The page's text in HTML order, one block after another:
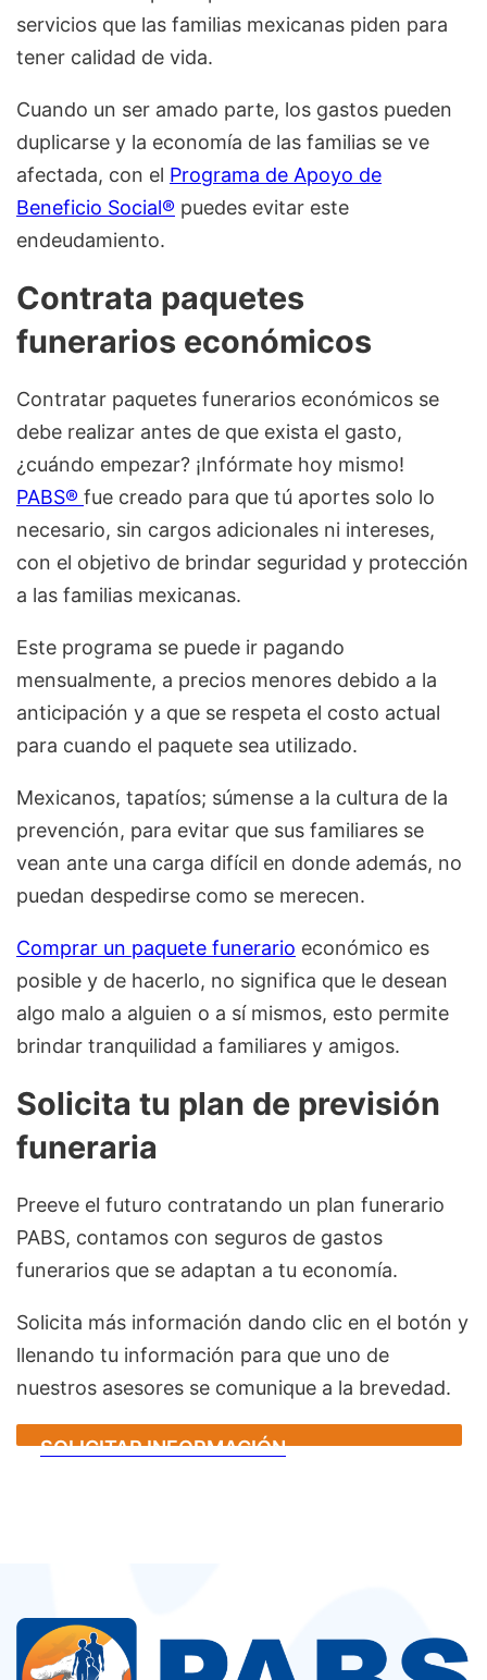
servicios que las familias mexicanas piden para
tener calidad de vida.
Cuando un ser amado parte, los gastos pueden
duplicarse y la economía de las familias se ve
afectada, con el Programa de Apoyo de
Beneficio Social® puedes evitar este
endeudamiento.
Contrata paquetes
funerarios económicos
Contratar paquetes funerarios económicos se
debe realizar antes de que exista el gasto,
¿cuándo empezar? ¡Infórmate hoy mismo!
PABS® fue creado para que tú aportes solo lo
necesario, sin cargos adicionales ni intereses,
con el objetivo de brindar seguridad y protección
a las familias mexicanas.
Este programa se puede ir pagando
mensualmente, a precios menores debido a la
anticipación y a que se respeta el costo actual
para cuando el paquete sea utilizado.
Mexicanos, tapatíos; súmense a la cultura de la
prevención, para evitar que sus familiares se
vean ante una carga difícil en donde además, no
puedan despedirse como se merecen.
Comprar un paquete funerario económico es
posible y de hacerlo, no significa que le desean
algo malo a alguien o a sí mismos, esto permite
brindar tranquilidad a familiares y amigos.
Solicita tu plan de previsión
funeraria
Preeve el futuro contratando un plan funerario
PABS, contamos con seguros de gastos
funerarios que se adaptan a tu economía.
Solicita más información dando clic en el botón y
llenando tu información para que uno de
nuestros asesores se comunique a la brevedad.
SOLICITAR INFORMACIÓN